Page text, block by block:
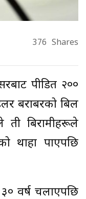
376 Shares
पीडित २००
बराबरको बिल
ती बिरामीहरूले
थाहा पाएपछि
वर्ष चलाएपछि